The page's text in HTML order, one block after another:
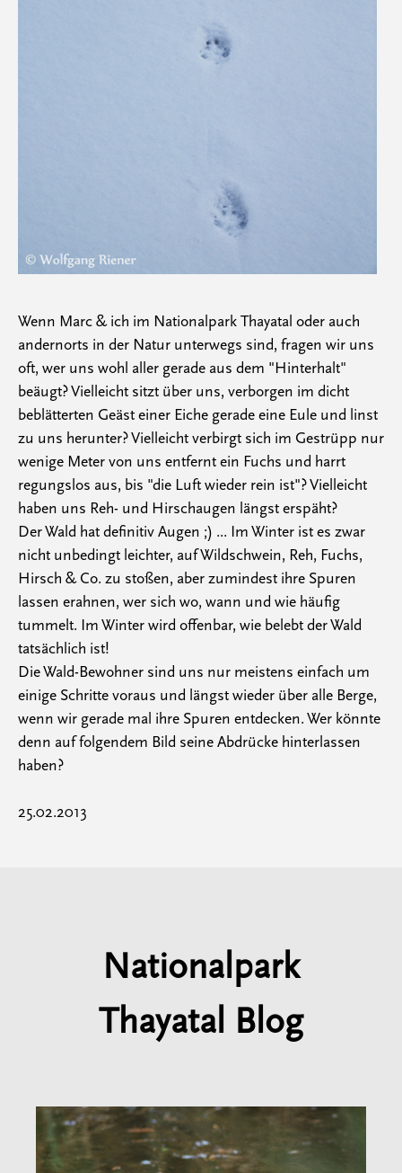
Wenn Marc & ich im Nationalpark Thayatal oder auch
andernorts in der Natur unterwegs sind, fragen wir uns
oft, wer uns wohl aller gerade aus dem "Hinterhalt"
beäugt? Vielleicht sitzt über uns, verborgen im dicht
beblätterten Geäst einer Eiche gerade eine Eule und linst
zu uns herunter? Vielleicht verbirgt sich im Gestrüpp nur
wenige Meter von uns entfernt ein Fuchs und harrt
regungslos aus, bis "die Luft wieder rein ist"? Vielleicht
haben uns Reh- und Hirschaugen längst erspäht?
Der Wald hat definitiv Augen ;) ... Im Winter ist es zwar
nicht unbedingt leichter, auf Wildschwein, Reh, Fuchs,
Hirsch & Co. zu stoßen, aber zumindest ihre Spuren
lassen erahnen, wer sich wo, wann und wie häufig
tummelt. Im Winter wird offenbar, wie belebt der Wald
tatsächlich ist!
Die Wald-Bewohner sind uns nur meistens einfach um
einige Schritte voraus und längst wieder über alle Berge,
wenn wir gerade mal ihre Spuren entdecken. Wer könnte
denn auf folgendem Bild seine Abdrücke hinterlassen
haben?
25.02.2013
Nationalpark
Thayatal Blog